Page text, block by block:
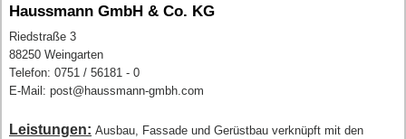
Haussmann GmbH & Co. KG
Riedstraße 3
88250 Weingarten
Telefon: 0751 / 56181 - 0
E-Mail: post@haussmann-gmbh.com
Leistungen: Ausbau, Fassade und Gerüstbau verknüpft mit den